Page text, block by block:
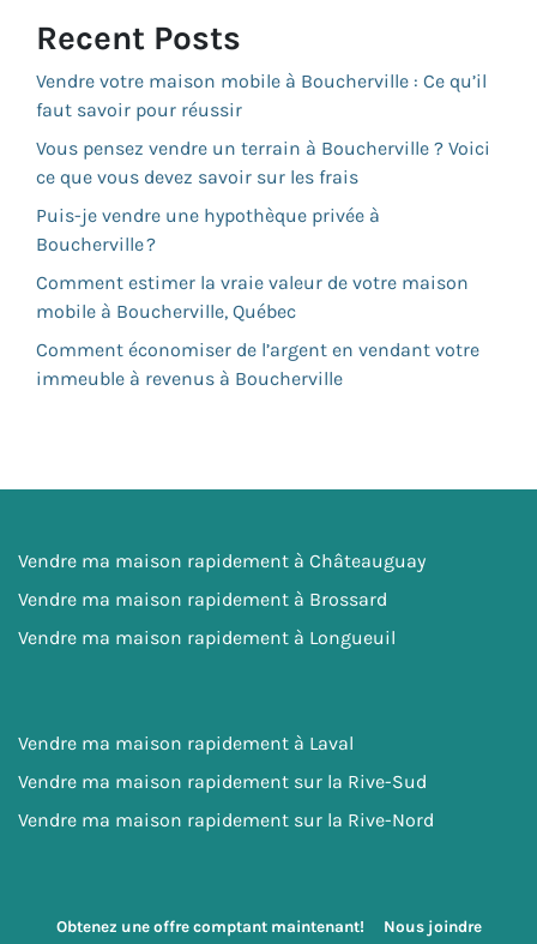
Recent Posts
Vendre votre maison mobile à Boucherville : Ce qu’il
faut savoir pour réussir
Vous pensez vendre un terrain à Boucherville ? Voici
ce que vous devez savoir sur les frais
Puis-je vendre une hypothèque privée à
Boucherville ?
Comment estimer la vraie valeur de votre maison
mobile à Boucherville, Québec
Comment économiser de l’argent en vendant votre
immeuble à revenus à Boucherville
Vendre ma maison rapidement à Châteauguay
Vendre ma maison rapidement à Brossard
Vendre ma maison rapidement à Longueuil
Vendre ma maison rapidement à Laval
Vendre ma maison rapidement sur la Rive-Sud
Vendre ma maison rapidement sur la Rive-Nord
Obtenez une offre comptant maintenant! Nous joindre